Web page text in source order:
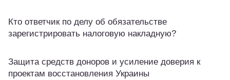
Кто ответчик по делу об обязательстве
зарегистрировать налоговую накладную?
Защита средств доноров и усиление доверия к
проектам восстановления Украины